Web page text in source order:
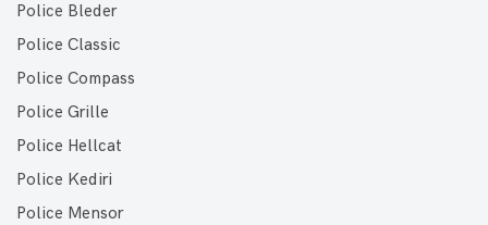
Police Bleder
Police Classic
Police Compass
Police Grille
Police Hellcat
Police Kediri
Police Mensor